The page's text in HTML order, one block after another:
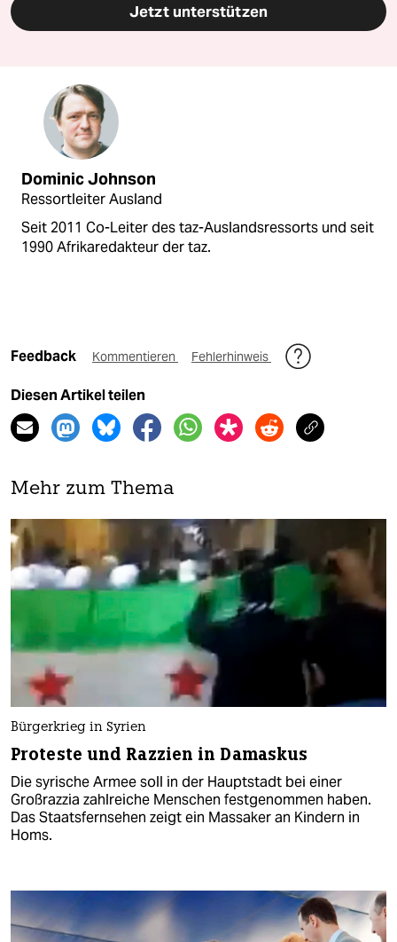
Jetzt unterstützen
Dominic Johnson
Ressortleiter Ausland
Seit 2011 Co-Leiter des taz-Auslandsressorts und seit
1990 Afrikaredakteur der taz.
Feedback Kommentieren Fehlerhinweis
Diesen Artikel teilen
Mehr zum Thema
Bürgerkrieg in Syrien
Proteste und Razzien in Damaskus
Die syrische Armee soll in der Hauptstadt bei einer
Großrazzia zahlreiche Menschen festgenommen haben.
Das Staatsfernsehen zeigt ein Massaker an Kindern in
Homs.